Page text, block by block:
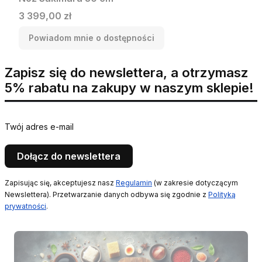
Cena
3 399,00 zł
Powiadom mnie o dostępności
Zapisz się do newslettera, a otrzymasz
5% rabatu na zakupy w naszym sklepie!
Twój adres e-mail
Dołącz do newslettera
Zapisując się, akceptujesz nasz Regulamin (w zakresie dotyczącym
Newslettera). Przetwarzanie danych odbywa się zgodnie z Polityką
prywatności.